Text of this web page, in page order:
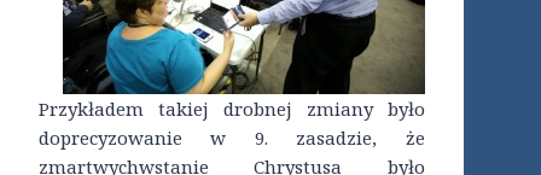
Przykładem takiej drobnej zmiany było
doprecyzowanie w 9. zasadzie, że
zmartwychwstanie Chrystusa było